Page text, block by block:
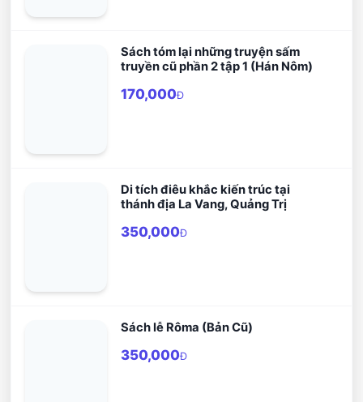
Sách tóm lại những truyện sấm
truyền cũ phần 2 tập 1 (Hán Nôm)
170,000Đ
Di tích điêu khắc kiến trúc tại
thánh địa La Vang, Quảng Trị
350,000Đ
Sách lễ Rôma (Bản Cũ)
350,000Đ